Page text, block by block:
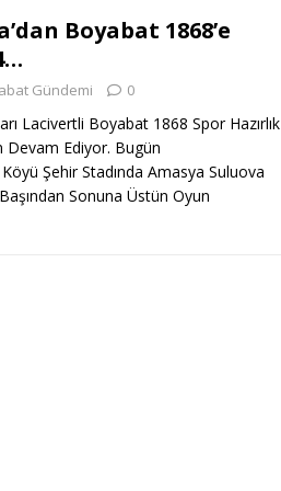
Boyabat 1868’e
Gündemi 0
Lacivertli Boyabat 1868 Spor Hazırlık
Devam Ediyor. Bugün
Şehir Stadında Amasya Suluova
Başından Sonuna Üstün Oyun